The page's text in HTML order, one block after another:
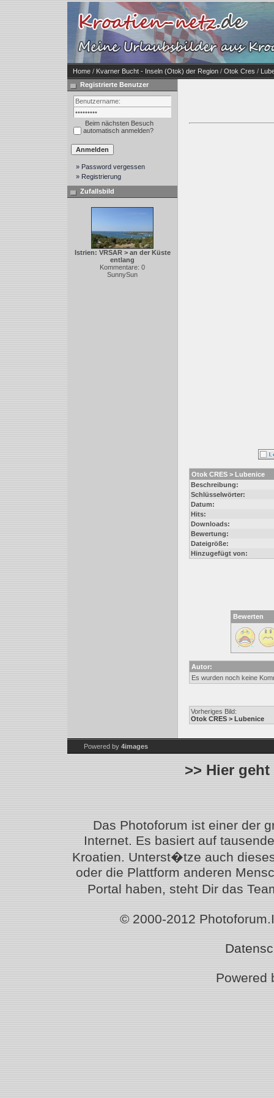
Home / Kvarner Bucht - Inseln (Otok) der Region / Otok Cres /
Registrierte Benutzer
Beim nächsten Besuch
automatisch anmelden?
» Password vergessen
» Registrierung
Zufallsbild
Istrien: VRSAR > an der Küste
entlang
Kommentare: 0
SunnySun
Otok CRES > Lubenice
Beschreibung:
Schlüsselwörter:
Datum:
Hits:
Downloads:
Bewertung:
Dateigröße:
Hinzugefügt von:
Bewerten
Autor:
Es wurden noch keine
Vorheriges Bild:
Otok CRES > Lubenice
Powered by 4images
>> Hier
Das Photoforum ist einer der
Internet. Es basiert auf
Kroatien. Unterst�tze auch
oder die Plattform anderen
Portal haben, steht Dir das
© 2000-2012
Powered